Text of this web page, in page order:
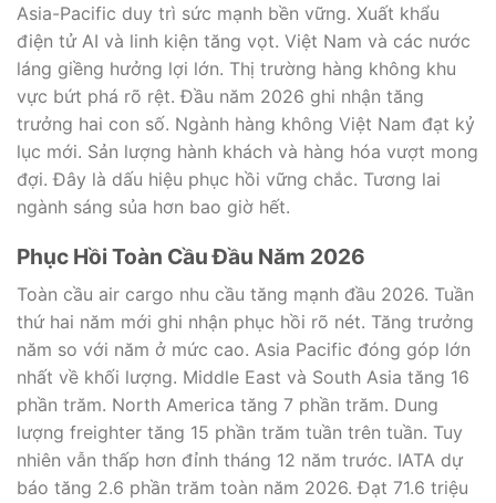
Asia-Pacific duy trì sức mạnh bền vững. Xuất khẩu
điện tử AI và linh kiện tăng vọt. Việt Nam và các nước
láng giềng hưởng lợi lớn. Thị trường hàng không khu
vực bứt phá rõ rệt. Đầu năm 2026 ghi nhận tăng
trưởng hai con số. Ngành hàng không Việt Nam đạt kỷ
lục mới. Sản lượng hành khách và hàng hóa vượt mong
đợi. Đây là dấu hiệu phục hồi vững chắc. Tương lai
ngành sáng sủa hơn bao giờ hết.
Phục Hồi Toàn Cầu Đầu Năm 2026
Toàn cầu air cargo nhu cầu tăng mạnh đầu 2026. Tuần
thứ hai năm mới ghi nhận phục hồi rõ nét. Tăng trưởng
năm so với năm ở mức cao. Asia Pacific đóng góp lớn
nhất về khối lượng. Middle East và South Asia tăng 16
phần trăm. North America tăng 7 phần trăm. Dung
lượng freighter tăng 15 phần trăm tuần trên tuần. Tuy
nhiên vẫn thấp hơn đỉnh tháng 12 năm trước. IATA dự
báo tăng 2.6 phần trăm toàn năm 2026. Đạt 71.6 triệu